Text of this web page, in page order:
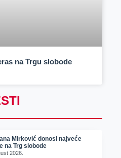
na Trgu slobode
Mirković donosi najveće
na Trg slobode
2026.